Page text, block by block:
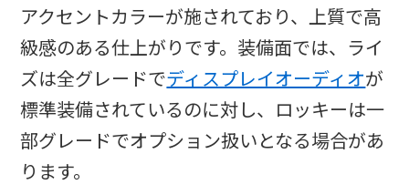
アクセントカラーが施されており、上質で高
級感のある仕上がりです。装備面では、ライ
ズは全グレードでディスプレイオーディオが
標準装備されているのに対し、ロッキーは一
部グレードでオプション扱いとなる場合があ
ります。